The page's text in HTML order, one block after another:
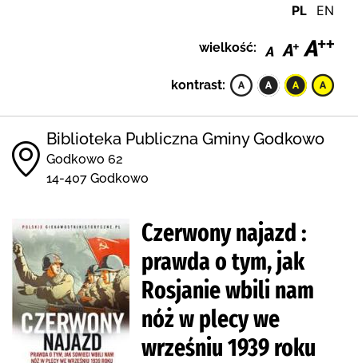
PL EN
wielkość:
kontrast:
Biblioteka Publiczna Gminy Godkowo
Godkowo 62
14-407 Godkowo
Czerwony najazd :
prawda o tym, jak
Rosjanie wbili nam
nóż w plecy we
wrześniu 1939 roku